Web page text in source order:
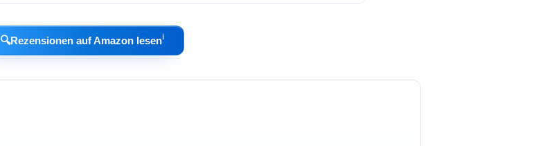
🔍Rezensionen auf Amazon lesenℹ︎